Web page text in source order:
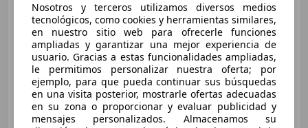
Sin comparación
02/2016 225.000 km Diésel 120 kW (163 CV)
Particular
ES-09001 Burgos
Nosotros y terceros utilizamos diversos medios
tecnológicos, como cookies y herramientas similares,
en nuestro sitio web para ofrecerle funciones
ampliadas y garantizar una mejor experiencia de
usuario. Gracias a estas funcionalidades ampliadas,
le permitimos personalizar nuestra oferta; por
ejemplo, para que pueda continuar sus búsquedas
en una visita posterior, mostrarle ofertas adecuadas
en su zona o proporcionar y evaluar publicidad y
mensajes personalizados. Almacenamos su